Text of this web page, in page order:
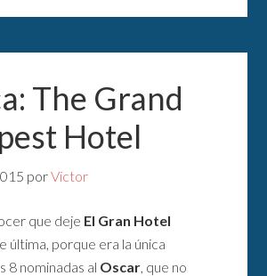
The Grand
Hotel
porVictor
que deje El Gran Hotel
última, porque era la única
8 nominadas al Oscar, que no